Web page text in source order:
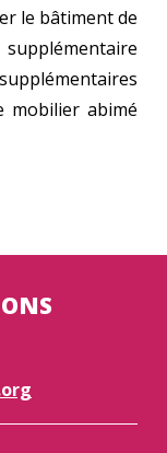
le bâtiment de
mobilier abimé